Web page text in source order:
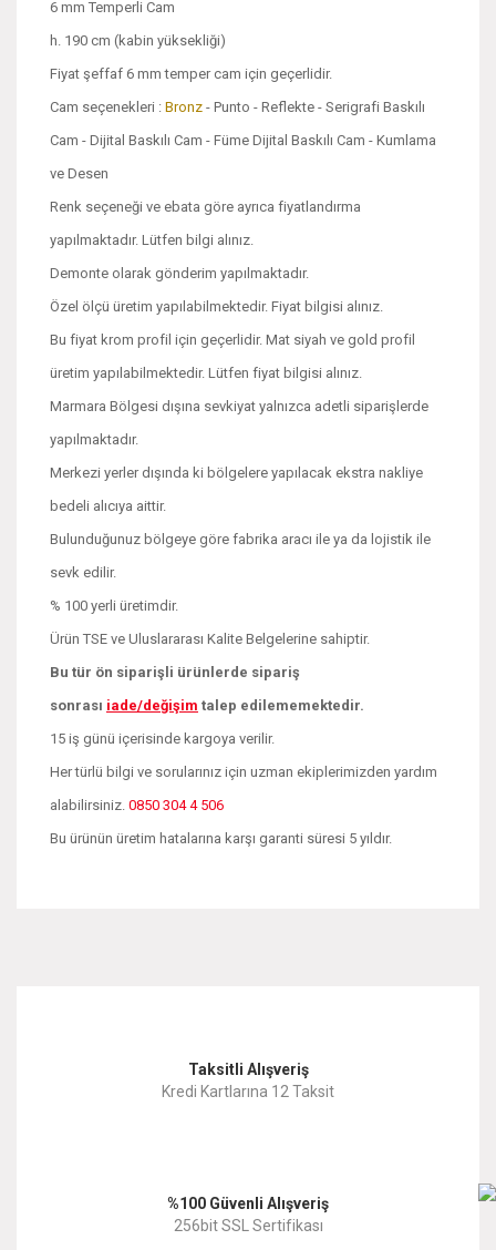
6 mm Temperli Cam
h. 190 cm (kabin yüksekliği)
Fiyat şeffaf 6 mm temper cam için geçerlidir.
Cam seçenekleri : Bronz - Punto - Reflekte - Serigrafi Baskılı
Cam - Dijital Baskılı Cam - Füme Dijital Baskılı Cam - Kumlama
ve Desen
Renk seçeneği ve ebata göre ayrıca fiyatlandırma
yapılmaktadır. Lütfen bilgi alınız.
Demonte olarak gönderim yapılmaktadır.
Özel ölçü üretim yapılabilmektedir. Fiyat bilgisi alınız.
Bu fiyat krom profil için geçerlidir. Mat siyah ve gold profil
üretim yapılabilmektedir. Lütfen fiyat bilgisi alınız.
Marmara Bölgesi dışına sevkiyat yalnızca adetli siparişlerde
yapılmaktadır.
Merkezi yerler dışında ki bölgelere yapılacak ekstra nakliye
bedeli alıcıya aittir.
Bulunduğunuz bölgeye göre fabrika aracı ile ya da lojistik ile
sevk edilir.
% 100 yerli üretimdir.
Ürün TSE ve Uluslararası Kalite Belgelerine sahiptir.
Bu tür ön siparişli ürünlerde sipariş
sonrası iade/değişim talep edilememektedir.
15 iş günü içerisinde kargoya verilir.
Her türlü bilgi ve sorularınız için uzman ekiplerimizden yardım
alabilirsiniz. 0850 304 4 506
Bu ürünün üretim hatalarına karşı garanti süresi 5 yıldır.
Ürün resmi kalitesiz, bozuk veya görüntülenemiyor.
Ürün fiyatı diğer sitelerden daha pahalı.
Taksitli Alışveriş
Kredi Kartlarına 12 Taksit
%100 Güvenli Alışveriş
256bit SSL Sertifikası